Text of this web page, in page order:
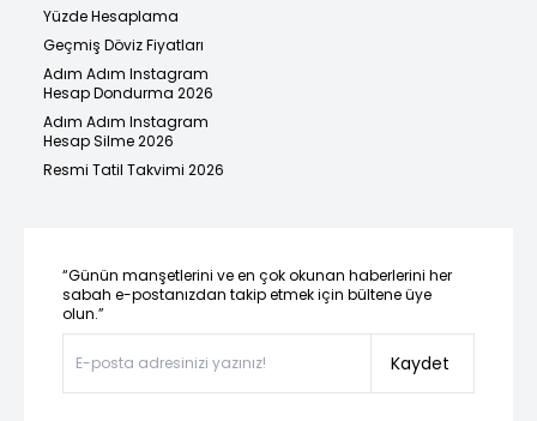
Yüzde Hesaplama
Geçmiş Döviz Fiyatları
Adım Adım Instagram
Hesap Dondurma 2026
Adım Adım Instagram
Hesap Silme 2026
Resmi Tatil Takvimi 2026
“Günün manşetlerini ve en çok okunan haberlerini her
sabah e-postanızdan takip etmek için bültene üye
olun.”
Kaydet